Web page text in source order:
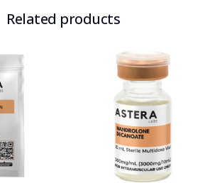
Related products